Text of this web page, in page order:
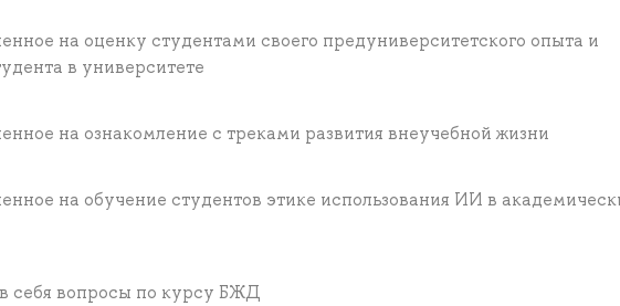
на оценку студентами своего предуниверситетского опыта и
в университете
на ознакомление с треками развития внеучебной жизни
на обучение студентов этике использования ИИ в
себя вопросы по курсу БЖД